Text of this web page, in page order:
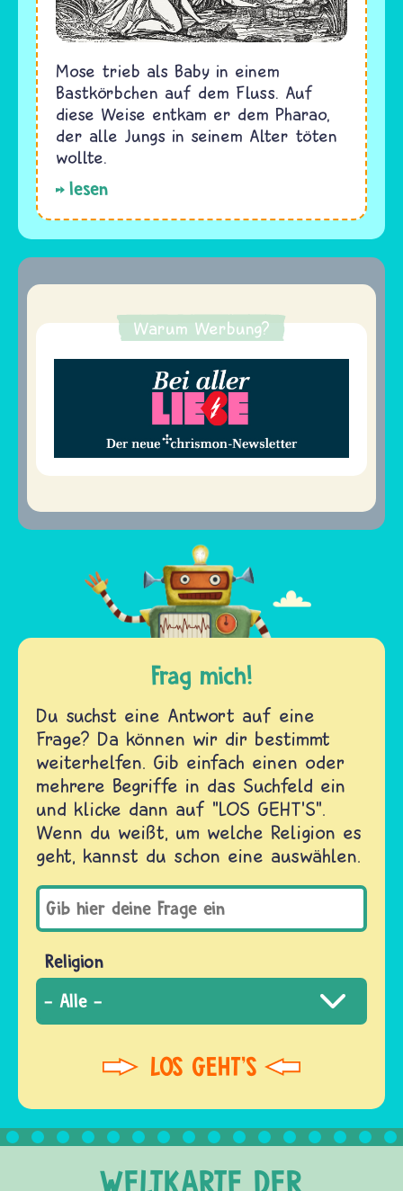
Mose trieb als Baby in einem
Bastkörbchen auf dem Fluss. Auf
diese Weise entkam er dem Pharao,
der alle Jungs in seinem Alter töten
wollte.
lesen
Warum Werbung?
Frag mich!
Du suchst eine Antwort auf eine
Frage? Da können wir dir bestimmt
weiterhelfen. Gib einfach einen oder
mehrere Begriffe in das Suchfeld ein
und klicke dann auf "LOS GEHT'S".
Wenn du weißt, um welche Religion es
geht, kannst du schon eine auswählen.
Religion